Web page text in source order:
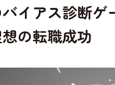
イアス診断
の転職成功